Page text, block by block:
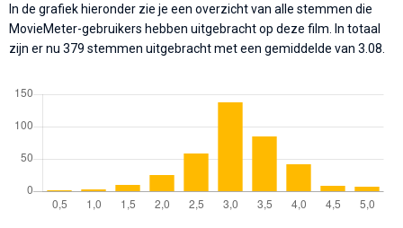
In de grafiek hieronder zie je een overzicht van alle stemmen die
MovieMeter-gebruikers hebben uitgebracht op deze film. In totaal
zijn er nu 379 stemmen uitgebracht met een gemiddelde van 3.08.